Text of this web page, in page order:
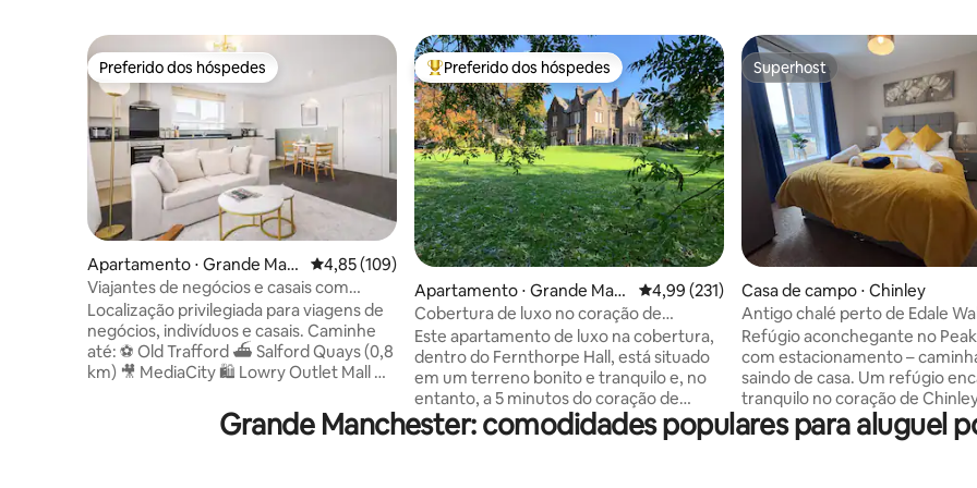
Preferido dos hóspedes
Preferido dos hóspedes
Apartamento ⋅ Grande Man
chester
4,85 de uma avaliação média de 5, 109 avaliações
4,85 (109)
Viajantes de negócios e casais com
estacionamento gratuito
Localização privilegiada para viagens de
negócios, indivíduos e casais. Caminhe
até: ⚽ Old Trafford ⛴️ Salford Quays (0,8
km) 🎥 MediaCity 🛍️ Lowry Outlet Mall 🍽️
de🚋 Anchorage (0,16 km) Acesso ao
metrô/bonde: Centro da Cidade de🚆
Entre os melhores preferidos dos hóspedes
Preferido dos hóspedes
Apartamento ⋅ Grande Man
chester
4,99 de uma avaliação média de 5, 231
4,99 (231)
Cobertura de luxo no coração de
Uppermill, Saddleworth
Este apartamento de luxo na cobertura,
dentro do Fernthorpe Hall, está situado
em um terreno bonito e tranquilo e, no
entanto, a 5 minutos do coração de
Uppermill. Esta é a base perfeita para
explorar a área de Saddleworth; o
Superhost
Superhost
Casa de campo ⋅ Chinley
Antigo chalé perto de Edale
Peak District
Refúgio aconchegante no
com estacionamento –
saindo de casa. Um refúgio encantador e
tranquilo no coração de
Localização perfeita para
deslumbrante região de Peak
Grande Manchester: comodidades populares para aluguel